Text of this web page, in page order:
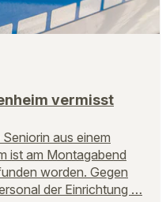
vermisst
aus einem
ist am Montagabend
worden. Gegen
der Einrichtung …